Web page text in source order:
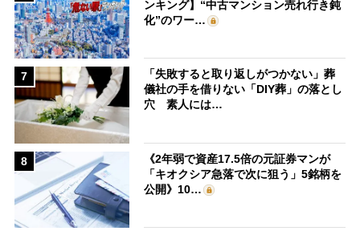
ンキング】“中古マンション売れ行き鈍
化”のワー…
7
「失敗すると取り返しがつかない」葬
儀社の手を借りない「DIY葬」の落とし
穴 素人には…
8
《2年弱で資産17.5倍の元証券マンが
「キオクシア急落で次に狙う」5銘柄を
公開》10…